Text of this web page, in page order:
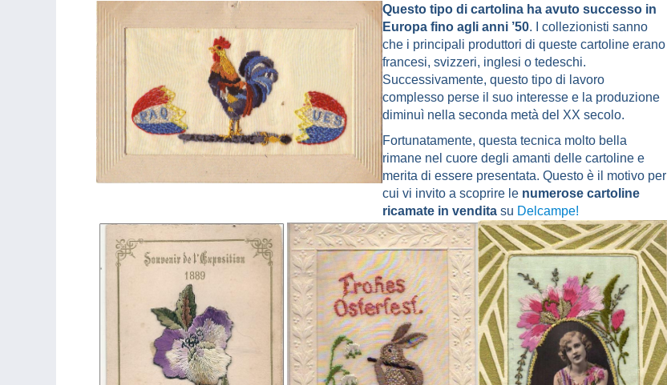
Questo tipo di cartolina ha avuto successo in
Europa fino agli anni ’50. I collezionisti sanno
che i principali produttori di queste cartoline erano
francesi, svizzeri, inglesi o tedeschi.
Successivamente, questo tipo di lavoro
complesso perse il suo interesse e la produzione
diminuì nella seconda metà del XX secolo.
Fortunatamente, questa tecnica molto bella
rimane nel cuore degli amanti delle cartoline e
merita di essere presentata. Questo è il motivo per
cui vi invito a scoprire le numerose cartoline
ricamate in vendita su Delcampe!